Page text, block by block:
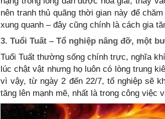
nên tranh thủ quãng thời gian này để
xung quanh – đây cũng chính là cách gia
3. Tuổi Tuất – Tổ nghiệp nâng đỡ, một
Tuổi Tuất thường sống chính trực, nghĩa
lúc chật vật nhưng họ luôn có lòng trung
vì vậy, từ ngày 2 đến 22/7, tổ nghiệp sẽ
tăng lên mạnh mẽ, nhất là trong công việc